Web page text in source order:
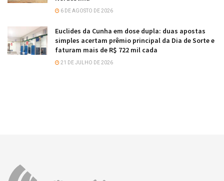
6 DE AGOSTO DE 2026
Euclides da Cunha em dose dupla: duas apostas
simples acertam prêmio principal da Dia de Sorte e
faturam mais de R$ 722 mil cada
21 DE JULHO DE 2026